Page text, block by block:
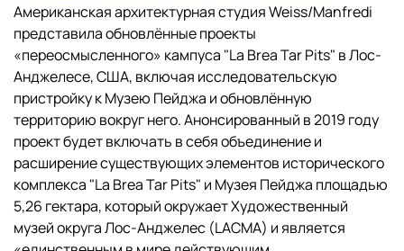
Американская архитектурная студия Weiss/Manfredi
представила обновлённые проекты
«переосмысленного» кампуса "La Brea Tar Pits" в Лос-
Анджелесе, США, включая исследовательскую
пристройку к Музею Пейджа и обновлённую
территорию вокруг него. Анонсированный в 2019 году
проект будет включать в себя объединение и
расширение существующих элементов исторического
комплекса "La Brea Tar Pits" и Музея Пейджа площадью
5,26 гектара, который окружает Художественный
музей округа Лос-Анджелес (LACMA) и является